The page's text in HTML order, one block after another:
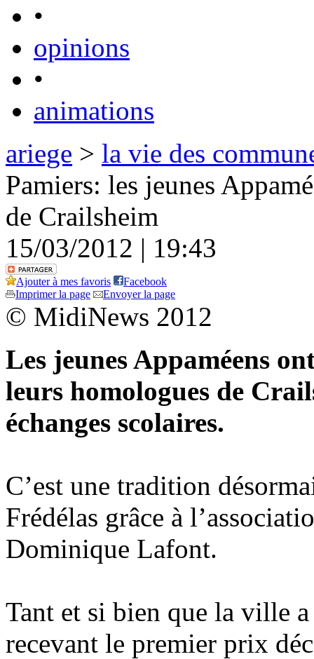
•
opinions
•
animations
ariege > la vie des
Pamiers: les jeunes
de Crailsheim
15/03/2012 | 19:43
Ajouter à mes favoris
Facebook
Imprimer la page
Envoyer la page
© MidiNews 2012
Les jeunes Appaméens
leurs homologues de
échanges scolaires.
C’est une tradition
Frédélas grâce à
Dominique Lafont.
Tant et si bien que la ville
recevant le premier prix